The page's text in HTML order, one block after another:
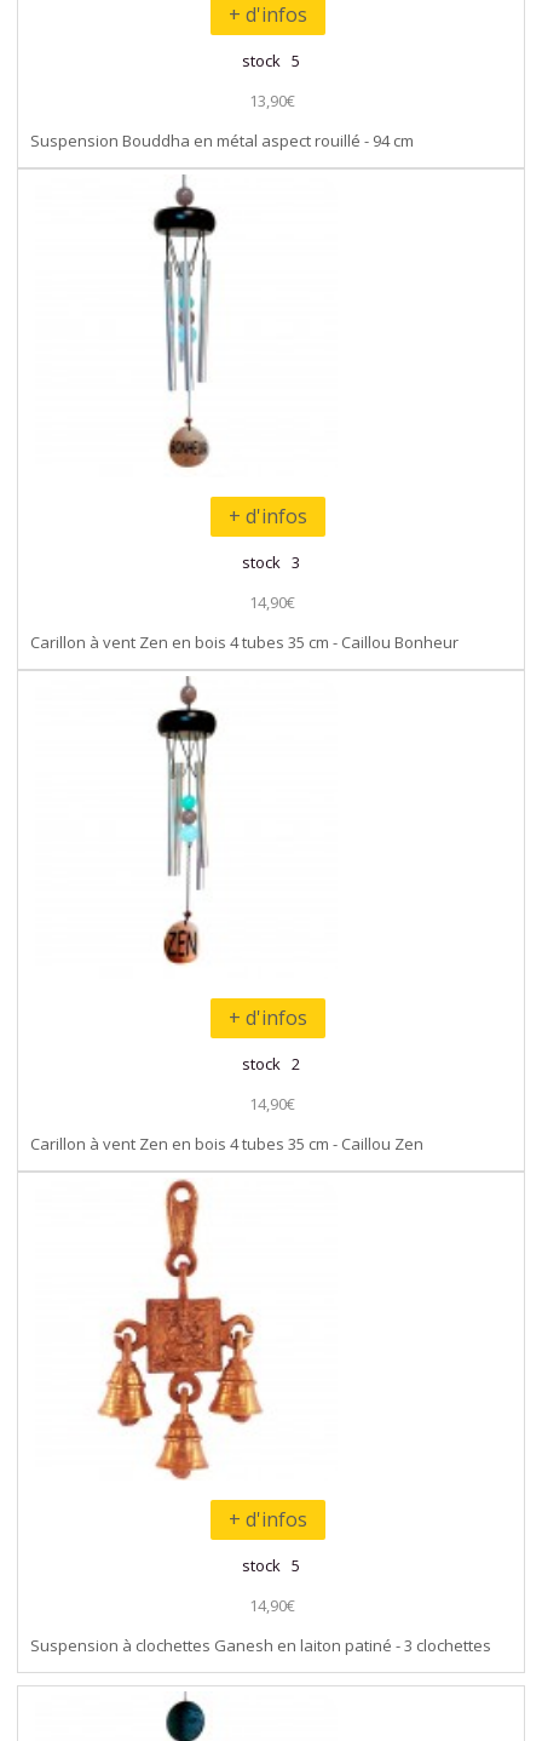
+ d'infos
stock 5
13,90€
Suspension Bouddha en métal aspect rouillé - 94 cm
+ d'infos
stock 3
14,90€
Carillon à vent Zen en bois 4 tubes 35 cm - Caillou Bonheur
+ d'infos
stock 2
14,90€
Carillon à vent Zen en bois 4 tubes 35 cm - Caillou Zen
+ d'infos
stock 5
14,90€
Suspension à clochettes Ganesh en laiton patiné - 3 clochettes